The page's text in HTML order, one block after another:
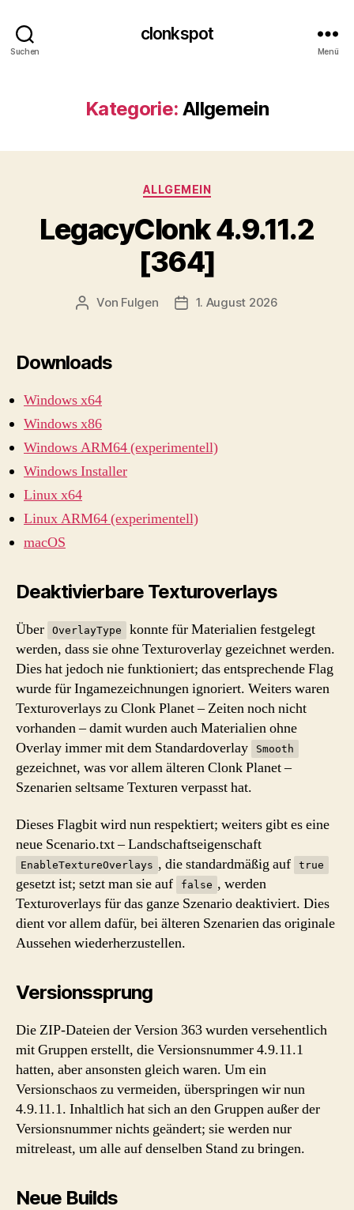
Suchen
clonkspot
Menü
Kategorie: Allgemein
Kategorien
ALLGEMEIN
LegacyClonk 4.9.11.2
[364]
Beitragsautor
Von Fulgen Beitragsdatum
1. August 2026
Downloads
Windows x64
Windows x86
Windows ARM64 (experimentell)
Windows Installer
Linux x64
Linux ARM64 (experimentell)
macOS
Deaktivierbare Texturoverlays
Über OverlayType
konnte für Materialien festgelegt
werden, dass sie ohne Texturoverlay gezeichnet werden.
Dies hat jedoch nie funktioniert; das entsprechende Flag
wurde für Ingamezeichnungen ignoriert. Weiters waren
Texturoverlays zu Clonk Planet – Zeiten noch nicht
vorhanden – damit wurden auch Materialien ohne
Overlay immer mit dem Standardoverlay
Smooth
gezeichnet, was vor allem älteren Clonk Planet –
Szenarien seltsame Texturen verpasst hat.
Dieses Flagbit wird nun respektiert; weiters gibt es eine
neue Scenario.txt – Landschaftseigenschaft
EnableTextureOverlays , die standardmäßig auf true
gesetzt ist; setzt man sie auf false , werden
Texturoverlays für das ganze Szenario deaktiviert. Dies
dient vor allem dafür, bei älteren Szenarien das originale
Aussehen wiederherzustellen.
Versionssprung
Die ZIP-Dateien der Version 363 wurden versehentlich
mit Gruppen erstellt, die Versionsnummer 4.9.11.1
hatten, aber ansonsten gleich waren. Um ein
Versionschaos zu vermeiden, überspringen wir nun
4.9.11.1. Inhaltlich hat sich an den Gruppen außer der
Versionsnummer nichts geändert; sie werden nur
mitreleast, um alle auf denselben Stand zu bringen.
Neue Builds